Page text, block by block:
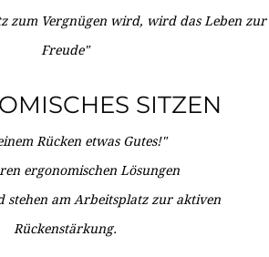
zum Vergnügen wird, wird das Leben zur
Freude"
SITZEN
Rücken etwas Gutes!"
ergonomischen Lösungen
stehen am Arbeitsplatz zur aktiven
Rückenstärkung.